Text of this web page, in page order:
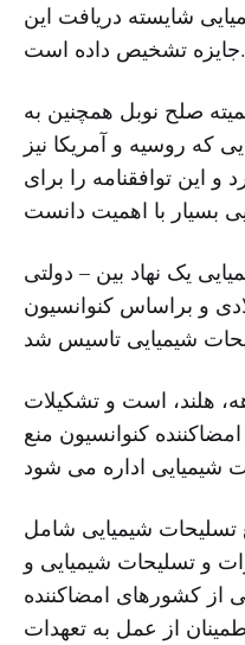
شایسته دریافت این
جایزه تشخیص داده است.
صلح نوبل همچنین به
که روسیه و آمریکا نیز
و این توافقنامه را برای
یک نهاد بین‌‌ – دولتی
در سال ١٩٩٧ میلادی و براساس کنوانسیون
هلند، است و تشکیلات
کنوانسیون منع
شیمیایی شامل
و تسلیحات شیمیایی و
از کشورهای امضاکننده
از عمل به تعهدات